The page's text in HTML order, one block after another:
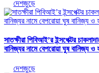
দেশজুড়ে
সাতক্ষীরা পিবিআই’র ইন্সপেক্টর
বানিজ্যর নামে বেপরোয়া ঘুষ বানিজ্য
দেশজুড়ে